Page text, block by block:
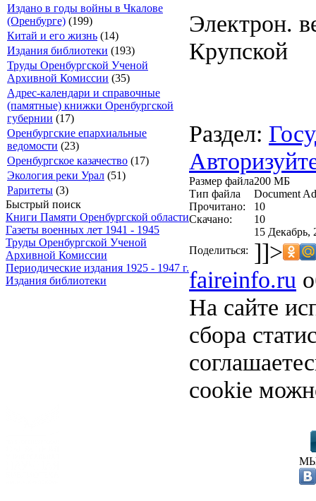
Издано в годы войны в Чкалове
(Оренбурге) (199)
Китай и его жизнь (14)
Издания библиотеки (193)
Труды Оренбургской Ученой
Архивной Комиссии (35)
Адрес-календари и справочные
(памятные) книжки Оренбургской
губернии (17)
Оренбургские епархиальные
ведомости (23)
Оренбургское казачество (17)
Экология реки Урал (51)
Раритеты (3)
Быстрый поиск
Книги Памяти Оренбургской области
Газеты военных лет 1941 - 1945
Труды Оренбургской Ученой
Архивной Комиссии
Периодические издания 1925 - 1947 г.
Издания библиотеки
Электрон.
Крупской
Раздел:
Размер файла200 МБ
Тип файла
Document
Прочитано:
10
Скачано:
10
15 Декабрь,
Поделиться: ]]>
faireinfo.ru
На сайте
сбора
cookie